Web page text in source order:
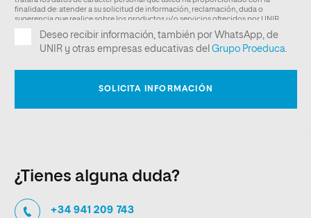
¿Tienes alguna duda?
+34 941 209 743